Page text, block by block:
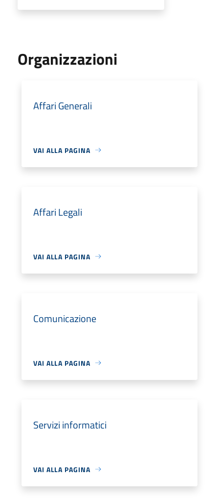
Organizzazioni
Affari Generali
VAI ALLA PAGINA
Affari Legali
VAI ALLA PAGINA
Comunicazione
VAI ALLA PAGINA
Servizi informatici
VAI ALLA PAGINA